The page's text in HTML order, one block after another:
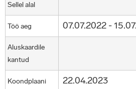
Sellel alal
Töö aeg 07.07.2022 -
Aluskaardile
kantud
Koondplaani
22.04.2023